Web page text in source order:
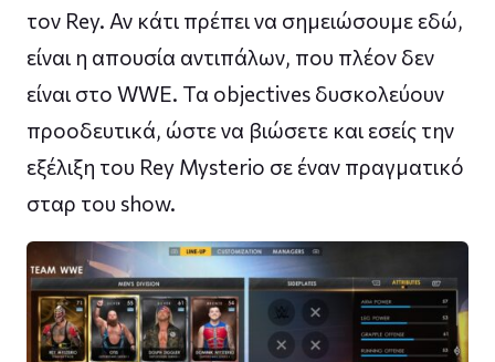
τον Rey. Αν κάτι πρέπει να σημειώσουμε εδώ,
είναι η απουσία αντιπάλων, που πλέον δεν
είναι στο WWE. Τα objectives δυσκολεύουν
προοδευτικά, ώστε να βιώσετε και εσείς την
εξέλιξη του Rey Mysterio σε έναν πραγματικό
σταρ του show.